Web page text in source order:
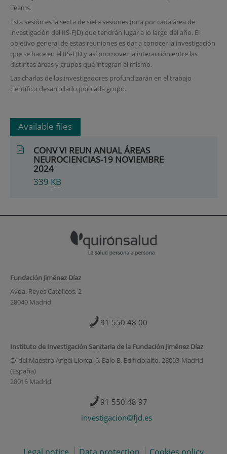
Teams.
Esta sesión es la sexta de siete sesiones (una por cada área de
investigación del IIS-FJD) que tendrán lugar a lo largo del año. El
objetivo general de estas reuniones es dar a conocer la investigación
que se hace en el IIS-FJD y así promover la interacción entre las
distintas áreas y grupos que integran el mismo.
Las charlas de los investigadores profundizarán en el trabajo
científico desarrollado por cada grupo.
Available files
CONV VI REUN ANUAL ÁREAS
NEUROCIENCIAS-19 NOVIEMBRE
2024
339 KB
Fundación Jiménez Díaz
Avda. Reyes Católicos, 2
28040 Madrid
91 550 48 00
Instituto de Investigación Sanitaria de la Fundación Jiménez Díaz
C/ del Maestro Ángel Llorca, 6. Bajo B. Edificio alto. 28003-Madrid
(España)
28015 Madrid
91 550 48 97
investigacion@fjd.es